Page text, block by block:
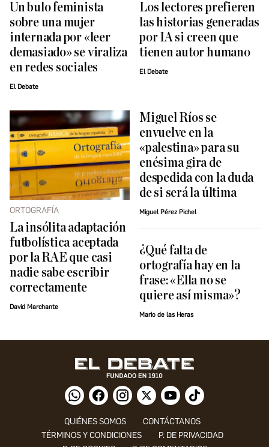
Un bulo feminista
sobre una mujer
internada por «leer
demasiado» se viraliza
en redes sociales
El Debate
Los lectores prefieren
las historias generadas
por IA si creen que
tienen autor humano
El Debate
ORTOGRAFÍA
La insólita adaptación
futbolística aceptada
por la RAE que casi
nadie sabe escribir
correctamente
David Marchante
Miguel Ríos se
envuelve en la
«palestina» para su
enésima gira de
despedida con la duda
de si será la última
Miguel Pérez Pichel
¿Qué falta de
ortografía hay en la
frase: «Ella no se
quiere así misma»?
Mario de las Heras
QUIÉNES SOMOS
CONTÁCTANOS
TÉRMINOS Y CONDICIONES
P. DE PRIVACIDAD